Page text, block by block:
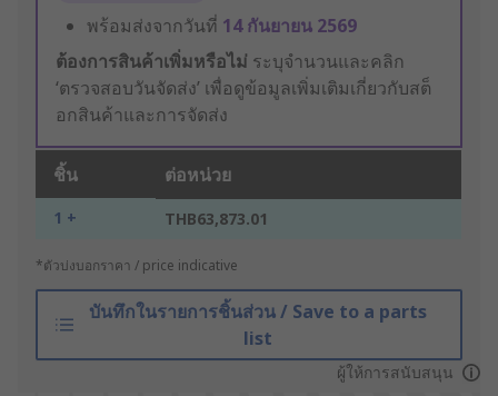
พร้อมส่งจากวันที่ 14 กันยายน 2569
ต้องการสินค้าเพิ่มหรือไม่ ระบุจำนวนและคลิก
‘ตรวจสอบวันจัดส่ง’ เพื่อดูข้อมูลเพิ่มเติมเกี่ยวกับสต็
อกสินค้าและการจัดส่ง
ชิ้น ต่อหน่วย
1 + THB63,873.01
*ตัวบ่งบอกราคา / price indicative
บันทึกในรายการชิ้นส่วน / Save to a parts
list
ผู้ให้การสนับสนุน